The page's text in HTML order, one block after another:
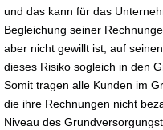
und das kann für das
Begleichung seiner
aber nicht gewillt ist, auf
dieses Risiko sogleich in den
Somit tragen alle Kunden im
die ihre Rechnungen nicht
Niveau des